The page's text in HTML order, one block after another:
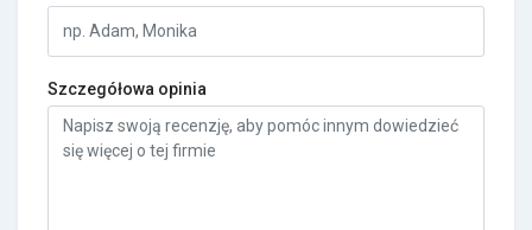
Szczegółowa opinia